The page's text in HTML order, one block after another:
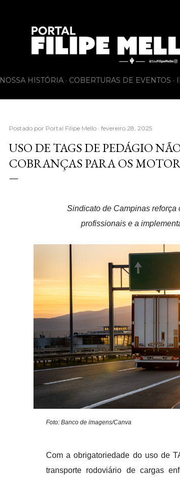
NOSSA HISTÓRIA COBERTURAS DE EVENTOS
Postado por Portal Filipe Mello fevereiro 28, 2025
USO DE TAGS DE PEDÁGIO
COBRANÇAS PARA OS
Sindicato de Campinas reforça
profissionais e a
Foto: Banco de imagens/Canva
Com a obrigatoriedade do uso de
transporte rodoviário de cargas